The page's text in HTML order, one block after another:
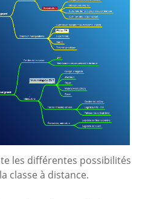
les différentes possibilités
classe à distance.